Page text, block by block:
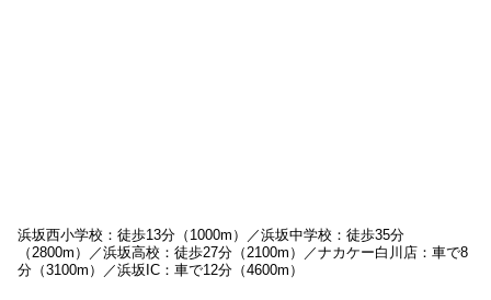
浜坂西小学校：徒歩13分（1000m）／浜坂中学校：徒歩35分
（2800m）／浜坂高校：徒歩27分（2100m）／ナカケー白川店：車で8
分（3100m）／浜坂IC：車で12分（4600m）